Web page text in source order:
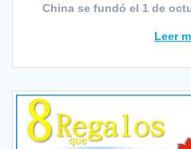
China se fundó el 1 de
Leer